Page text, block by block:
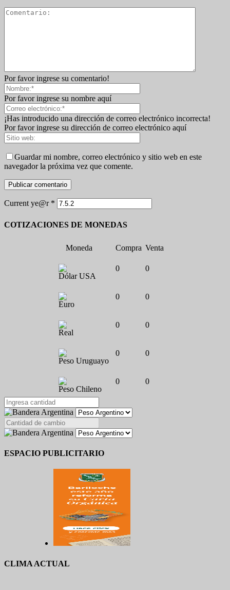
Por favor ingrese su comentario!
Por favor ingrese su nombre aquí
¡Has introducido una dirección de correo electrónico incorrecta!
Por favor ingrese su dirección de correo electrónico aquí
Guardar mi nombre, correo electrónico y sitio web en este
navegador la próxima vez que comente.
Current ye@r *
COTIZACIONES DE MONEDAS
Moneda Compra Venta
Dólar USA
0 0
Euro
0 0
Real
0 0
Peso Uruguayo
0 0
Peso Chileno
0 0
ESPACIO PUBLICITARIO
CLIMA ACTUAL